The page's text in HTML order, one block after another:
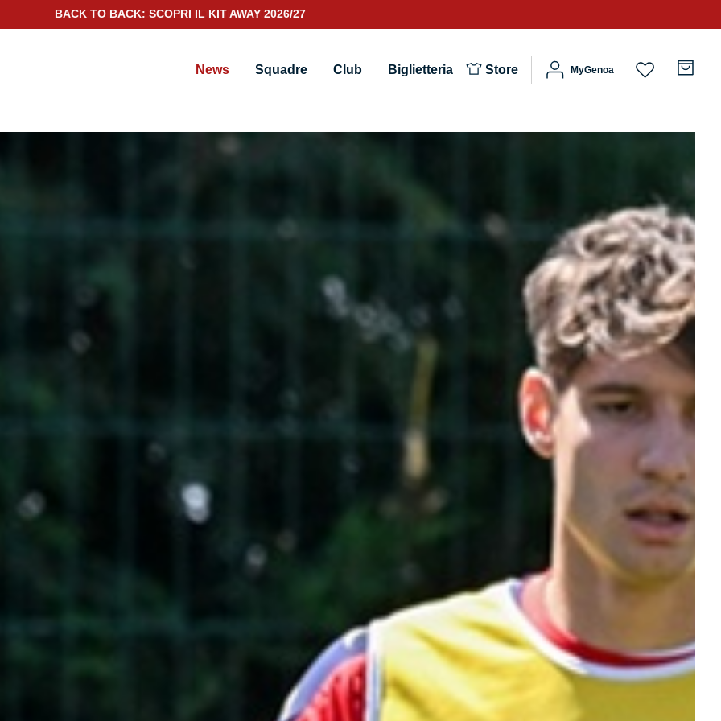
SCOPRI IL NUOVO KIT PORTIERE 2026/27
News Squadre Club Biglietteria Store MyGenoa